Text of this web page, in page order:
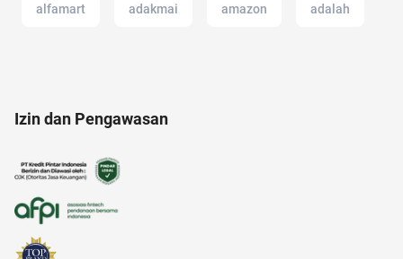
alfamart adakmai amazon adalah
Izin dan Pengawasan